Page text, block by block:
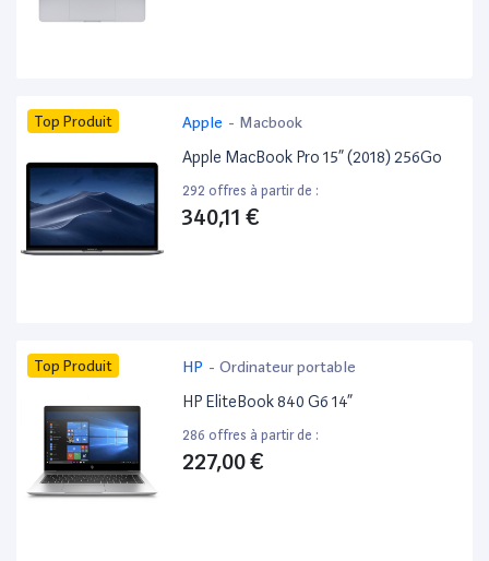
Top Produit Apple - Macbook
Apple MacBook Pro 15” (2018) 256Go
292 offres à partir de :
340,11 €
Top Produit HP - Ordinateur portable
HP EliteBook 840 G6 14”
286 offres à partir de :
227,00 €